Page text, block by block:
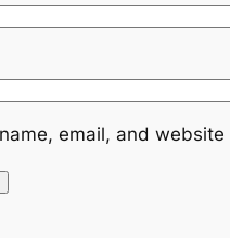
email, and